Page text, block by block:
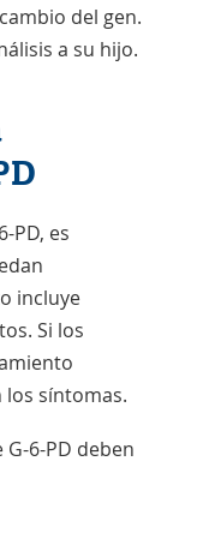
del gen.
a su hijo.
PD, es
incluye
Si los
los síntomas.
6-PD deben